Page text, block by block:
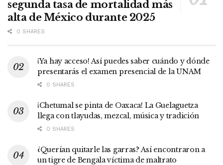
segunda tasa de mortalidad más
alta de México durante 2025
0 SHARES
¡Ya hay acceso! Así puedes saber cuándo y dónde
presentarás el examen presencial de la UNAM
0 SHARES
¡Chetumal se pinta de Oaxaca! La Guelaguetza
llega con tlayudas, mezcal, música y tradición
0 SHARES
¿Querían quitarle las garras? Así encontraron a
un tigre de Bengala víctima de maltrato